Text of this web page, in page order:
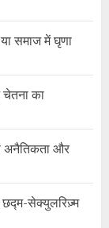
समाज में घृणा
चेतना का
अनैतिकता और
छद्म-सेक्युलरिज़्म